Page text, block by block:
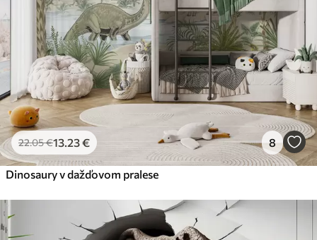
22.05€13 .23€ 8
Dinosaury v dažďovom pralese